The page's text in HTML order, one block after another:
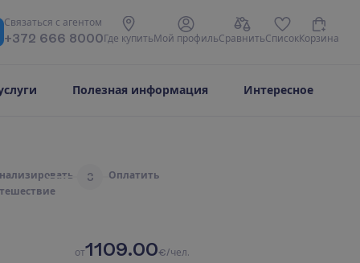
Связаться с агентом
+372 666 8000 Где купить М ой профильСравнитьСписокКорзина
Полезная информация Интересное
ализировать
ешествие
3 Оплатить
от1109.00€/чел.